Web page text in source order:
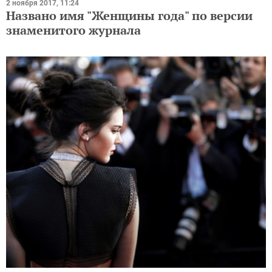
2 ноября 2017, 11:24
Названо имя "Женщины года" по версии
знаменитого журнала